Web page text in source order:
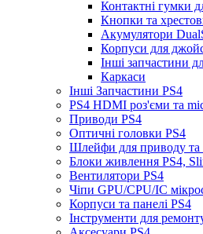
Контактні гумки
Кнопки та
Акумулятори
Корпуси для
Інші запчастини
Каркаси
Інші Запчастини PS4
PS4 HDMI роз'єми та
Приводи PS4
Оптичні головки PS4
Шлейфи для приводу та
Блоки живлення PS4,
Вентилятори PS4
Чіпи GPU/CPU/IC
Корпуси та панелі PS4
Інструменти для